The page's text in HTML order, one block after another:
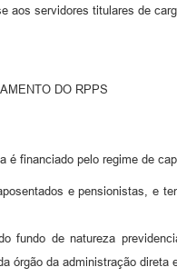
aos servidores titulares de
DO RPPS
é financiado pelo regime de
e pensionistas, e
fundo de natureza
órgão da administração direta